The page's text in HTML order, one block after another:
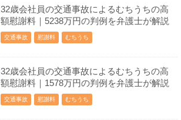
32歳会社員の交通事故によるむちうちの高
額慰謝料｜5238万円の判例を弁護士が解説
交通事故 慰謝料 むちうち
32歳会社員の交通事故によるむちうちの高
額慰謝料｜1578万円の判例を弁護士が解説
交通事故 慰謝料 むちうち